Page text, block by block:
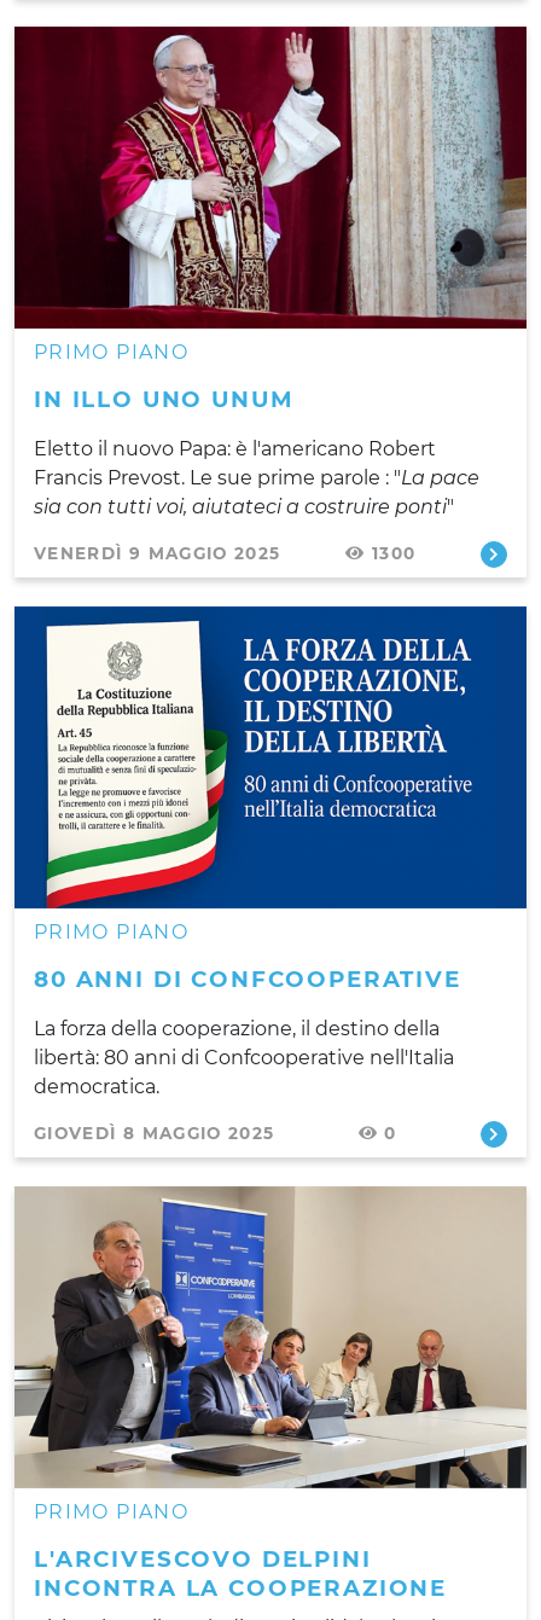
PRIMO PIANO
IN ILLO UNO UNUM
Eletto il nuovo Papa: è l'americano Robert
Francis Prevost. Le sue prime parole : "La pace
sia con tutti voi, aiutateci a costruire ponti"
VENERDÌ 9 MAGGIO 2025 1300
PRIMO PIANO
80 ANNI DI CONFCOOPERATIVE
La forza della cooperazione, il destino della
libertà: 80 anni di Confcooperative nell'Italia
democratica.
GIOVEDÌ 8 MAGGIO 2025 0
PRIMO PIANO
L'ARCIVESCOVO DELPINI
INCONTRA LA COOPERAZIONE